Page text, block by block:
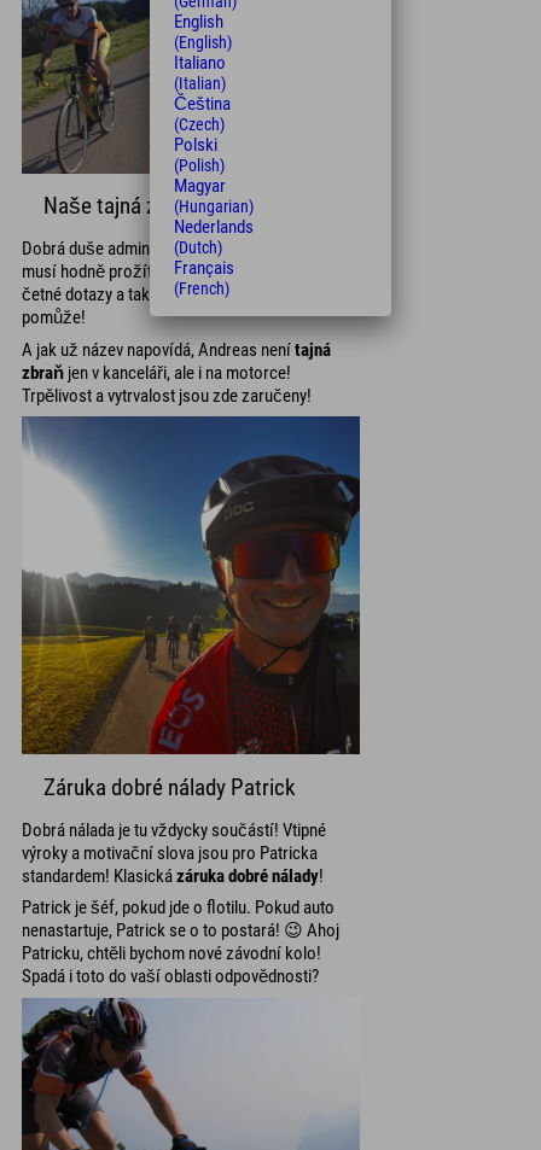
Naše tajná zbraň Andreas 🤫
Dobrá duše administrativy. Andreas si s námi
musí hodně prožít! Tiskové objednávky, balíčky,
četné dotazy a tak dále, Andreas vám vždycky
pomůže!
A jak už název napovídá, Andreas nenítajná
zbraň jen v kanceláři, ale i na motorce!
Trpělivost a vytrvalost jsou zde zaručeny!
Záruka dobré nálady Patrick
Dobrá nálada je tu vždycky součástí! Vtipné
výroky a motivační slova jsou pro Patricka
standardem! Klasickázáruka dobré nálady!
Patrick je šéf, pokud jde o flotilu. Pokud auto
nenastartuje, Patrick se o to postará! 😉 Ahoj
Patricku, chtěli bychom nové závodní kolo!
Spadá i toto do vaší oblasti odpovědnosti?
English
(English)
Italiano
(Italian)
Čeština
(Czech)
Polski
(Polish)
Magyar
(Hungarian)
Nederlands
(Dutch)
Français
(French)